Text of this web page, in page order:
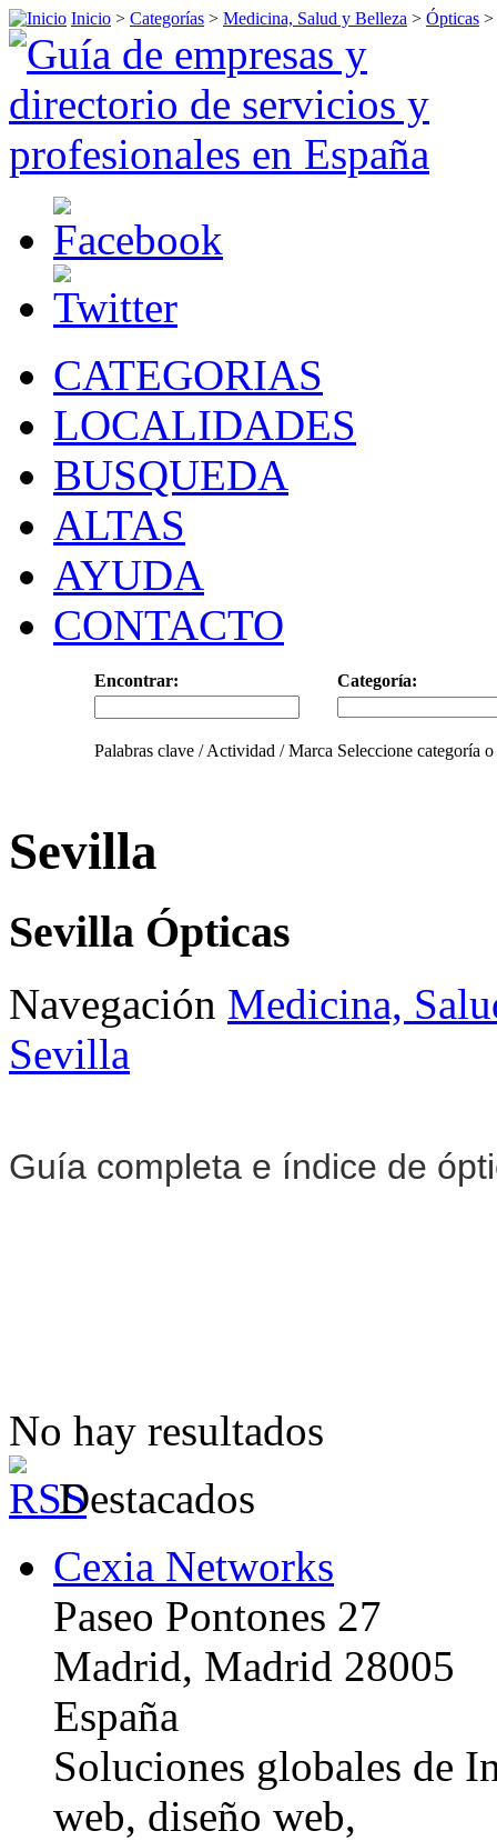
Inicio > Categorías > Medicina, Salud y Belleza > Ópticas >
CATEGORIAS
LOCALIDADES
BUSQUEDA
ALTAS
AYUDA
CONTACTO
Encontrar: Categoría:
Palabras clave / Actividad / Marca Seleccione categoría
Sevilla
Sevilla Ópticas
Navegación Medicina,
Sevilla
Guía completa e índice de
No hay resultados
Destacados
Cexia Networks
Paseo Pontones 27
Madrid, Madrid 28005
España
Soluciones globales de
web, diseño web,